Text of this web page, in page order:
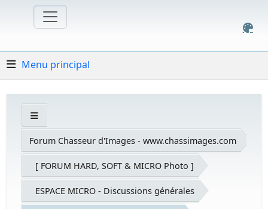
Menu principal
Forum Chasseur d'Images - www.chassimages.com
[ FORUM HARD, SOFT & MICRO Photo ]
ESPACE MICRO - Discussions générales